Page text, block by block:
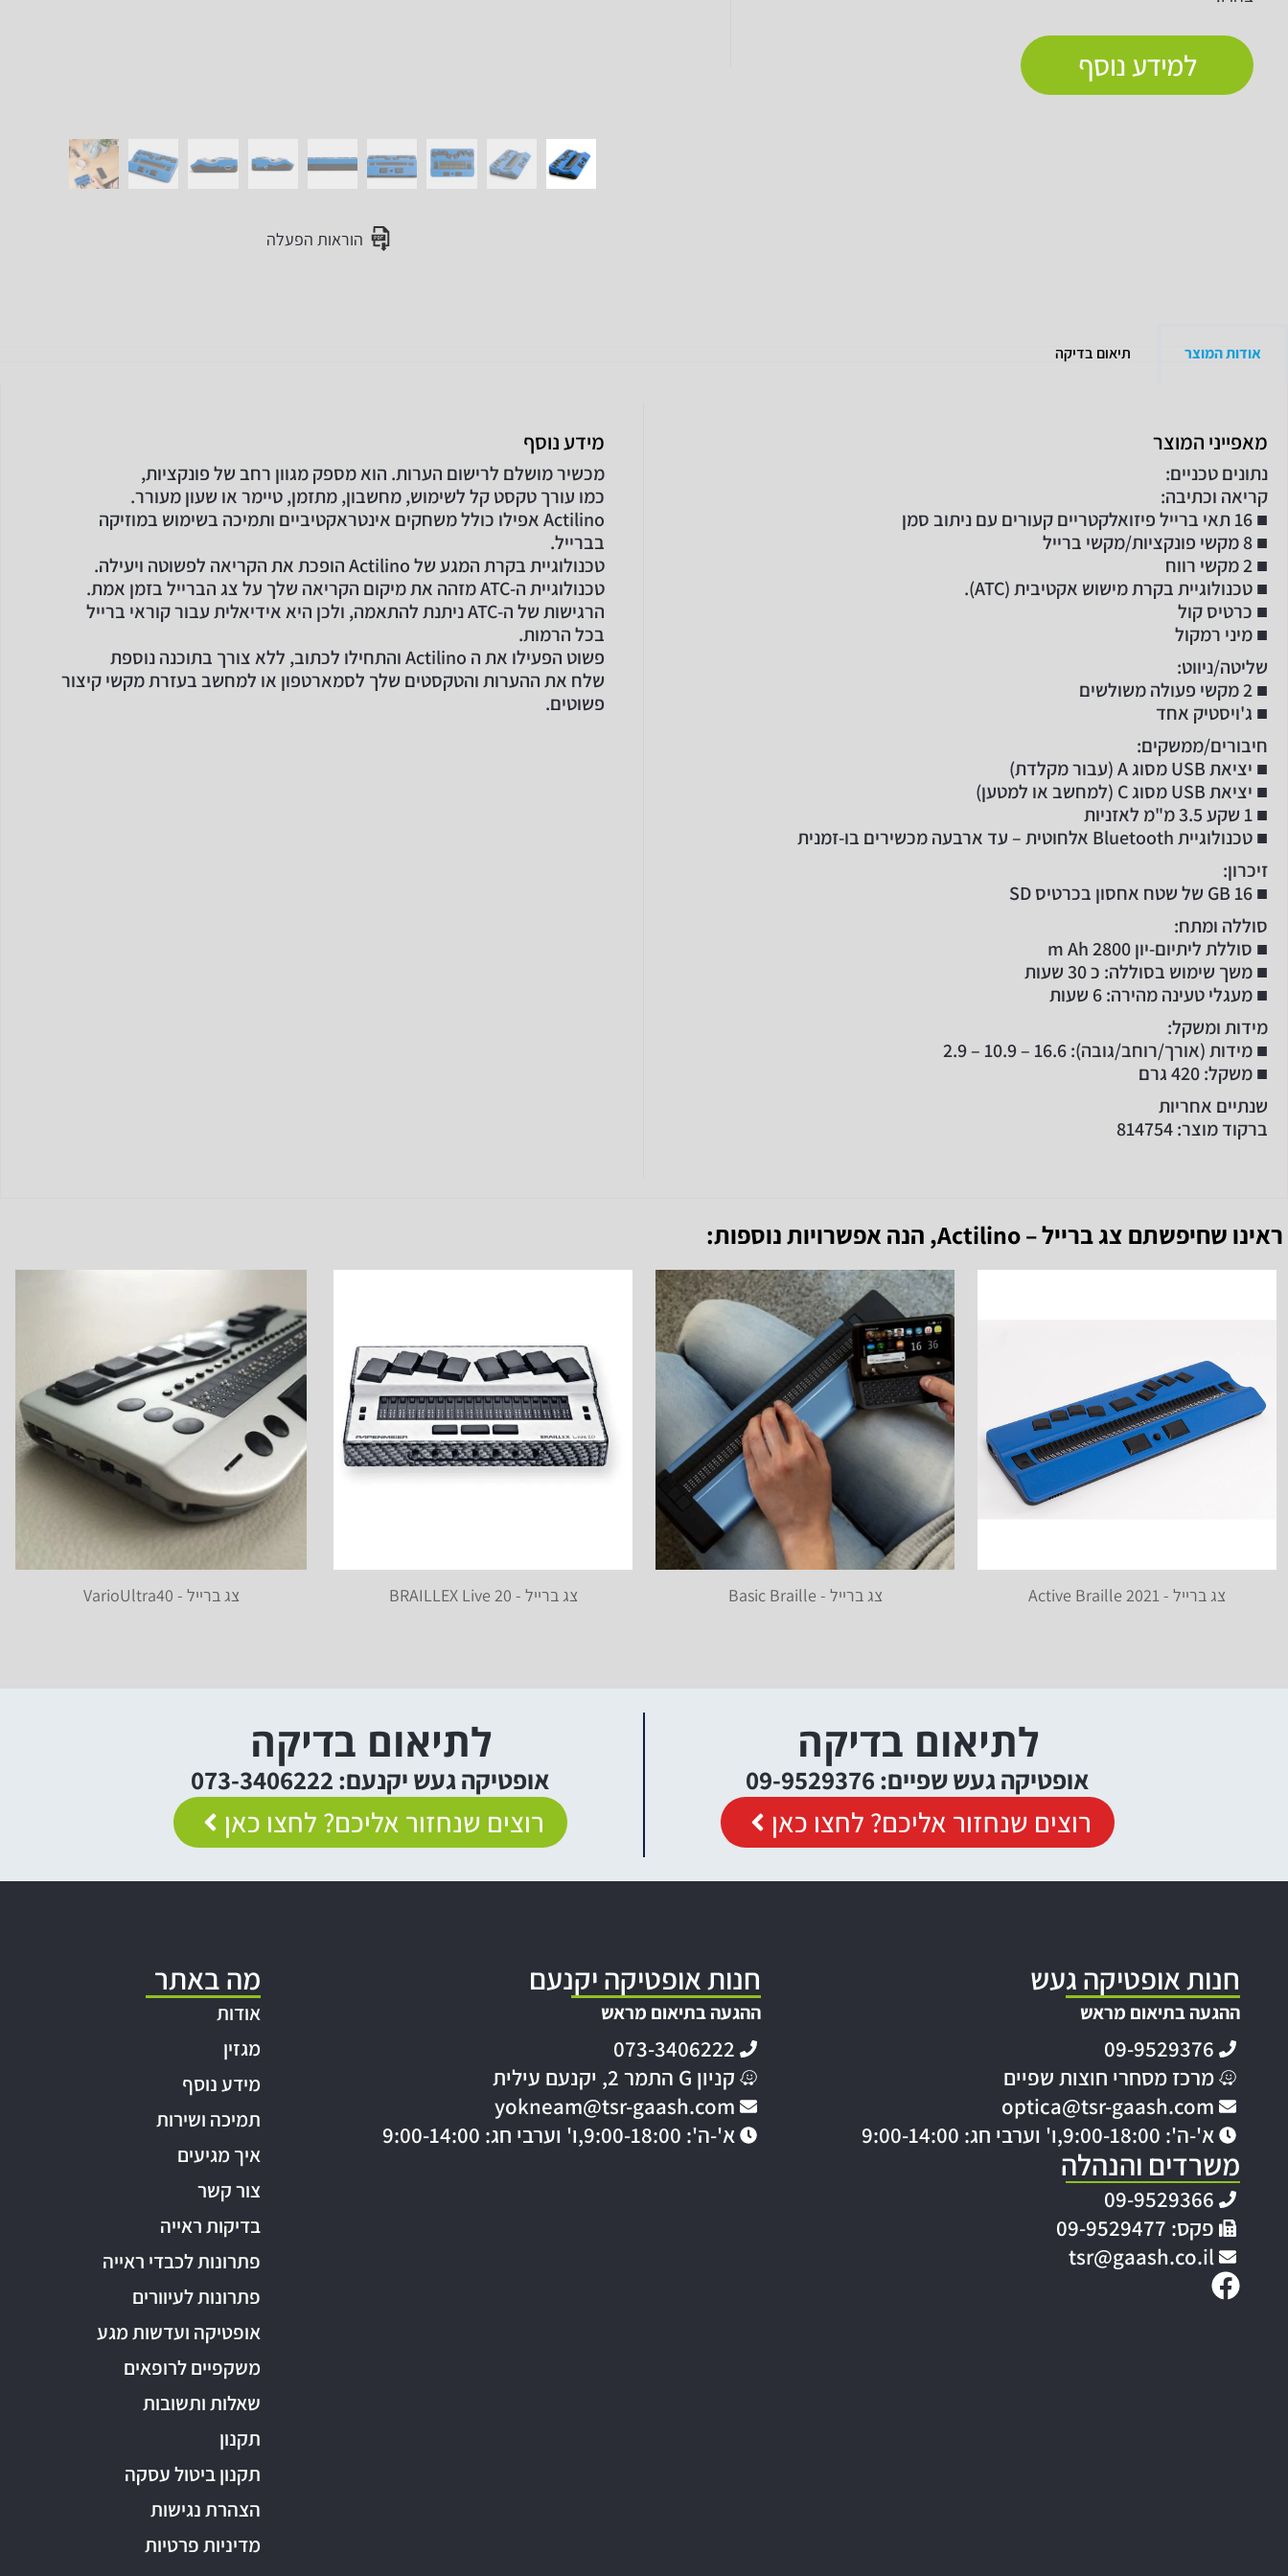
למידע נוסף
הוראות הפעלה
אודות המוצר תיאום בדיקה
מאפייני המוצר
נתונים טכניים:
קריאה וכתיבה:
■ 16 תאי ברייל פיזואלקטריים קעורים עם ניתוב סמן
■ 8 מקשי פונקציות/מקשי ברייל
■ 2 מקשי רווח
■ טכנולוגיית בקרת מישוש אקטיבית (ATC).
■ כרטיס קול
■ מיני רמקול
שליטה/ניווט:
■ 2 מקשי פעולה משולשים
■ ג'ויסטיק אחד
חיבורים/ממשקים:
■ יציאת USB מסוג A (עבור מקלדת)
■ יציאת USB מסוג C (למחשב או למטען)
■ 1 שקע 3.5 מ"מ לאזניות
■ טכנולוגיית Bluetooth אלחוטית – עד ארבעה מכשירים בו-זמנית
זיכרון:
■ 16 GB של שטח אחסון בכרטיס SD
סוללה ומתח:
■ סוללת ליתיום-יון 2800 m Ah
■ משך שימוש בסוללה: כ 30 שעות
■ מעגלי טעינה מהירה: 6 שעות
מידות ומשקל:
■ מידות (אורך/רוחב/גובה): 16.6 – 10.9 – 2.9
■ משקל: 420 גרם
שנתיים אחריות
ברקוד מוצר:814754
מידע נוסף
מכשיר מושלם לרישום הערות. הוא מספק מגוון רחב של פונקציות,
כמו עורך טקסט קל לשימוש, מחשבון, מתזמן, טיימר או שעון מעורר.
Actilino אפילו כולל משחקים אינטראקטיביים ותמיכה בשימוש במוזיקה
בברייל.
טכנולוגיית בקרת המגע של Actilino הופכת את הקריאה לפשוטה ויעילה.
טכנולוגיית ה-ATC מזהה את מיקום הקריאה שלך על צג הברייל בזמן אמת.
הרגישות של ה-ATC ניתנת להתאמה, ולכן היא אידיאלית עבור קוראי ברייל
בכל הרמות.
פשוט הפעילו את ה Actilino והתחילו לכתוב, ללא צורך בתוכנה נוספת
שלח את ההערות והטקסטים שלך לסמארטפון או למחשב בעזרת מקשי קיצור
פשוטים.
ראינו שחיפשתם צג ברייל – Actilino , הנה אפשרויות נוספות:
צג ברייל - Active Braille 2021 צג ברייל - Basic Braille צג ברייל - BRAILLEX Live 20 צג ברייל - VarioUltra40
לתיאום בדיקה
אופטיקה געש שפיים: 09-9529376
רוצים שנחזור אליכם? לחצו כאן
לתיאום בדיקה
אופטיקה געש יקנעם: 073-3406222
רוצים שנחזור אליכם? לחצו כאן
חנות אופטיקה געש
ההגעה בתיאום מראש
09-9529376
מרכז מסחרי חוצות שפיים
optica@tsr-gaash.com
א'-ה': 9:00-18:00,
ו' וערבי חג: 9:00-14:00
משרדים והנהלה
09-9529366
פקס: 09-9529477
tsr@gaash.co.il
חנות אופטיקה יקנעם
ההגעה בתיאום מראש
073-3406222
קניון G התמר 2, יקנעם עילית
yokneam@tsr-gaash.com
א'-ה': 9:00-18:00,
ו' וערבי חג: 9:00-14:00
מה באתר
אודות
מגזין
מידע נוסף
תמיכה ושירות
איך מגיעים
צור קשר
בדיקות ראייה
פתרונות לכבדי ראייה
פתרונות לעיוורים
אופטיקה ועדשות מגע
משקפיים לרופאים
שאלות ותשובות
תקנון
תקנון ביטול עסקה
הצהרת נגישות
מדיניות פרטיות